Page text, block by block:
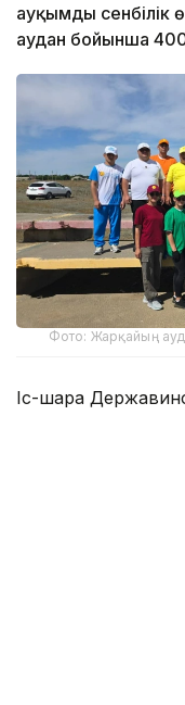
ауқымды сенбілік
аудан бойынша
Фото: Жарқайың
Іс-шара